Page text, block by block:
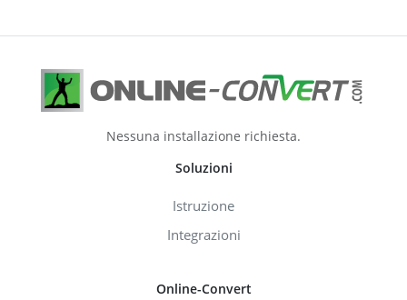
Nessuna installazione richiesta.
Soluzioni
Istruzione
Integrazioni
Online-Convert